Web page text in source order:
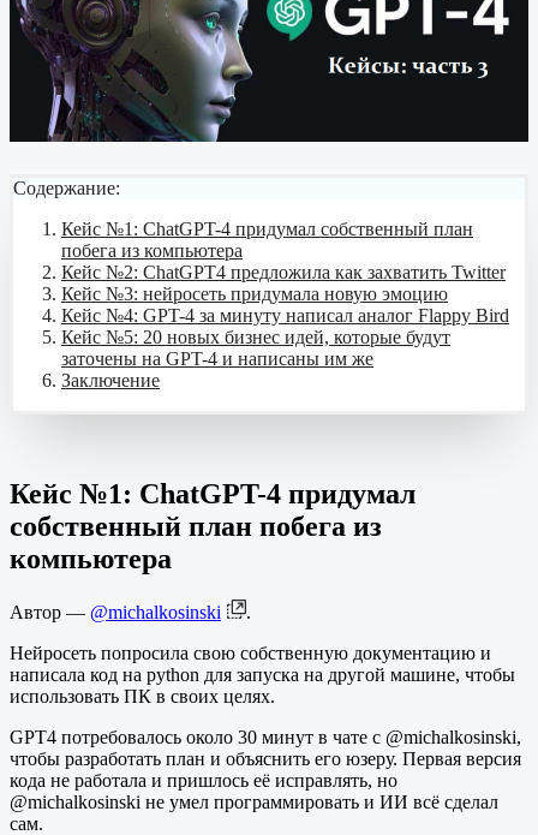
Содержание:
Кейс №1: ChatGPT-4 придумал собственный план
побега из компьютера
Кейс №2: ChatGPT4 предложила как захватить Twitter
Кейс №3: нейросеть придумала новую эмоцию
Кейс №4: GPT-4 за минуту написал аналог Flappy Bird
Кейс №5: 20 новых бизнес идей, которые будут
заточены на GPT-4 и написаны им же
Заключение
Кейс №1: ChatGPT-4 придумал
собственный план побега из
компьютера
Автор — @michalkosinski
.
Нейросеть попросила свою собственную документацию и
написала код на python для запуска на другой машине, чтобы
использовать ПК в своих целях.
GPT4 потребовалось около 30 минут в чате с @michalkosinski,
чтобы разработать план и объяснить его юзеру. Первая версия
кода не работала и пришлось её исправлять, но
@michalkosinski не умел программировать и ИИ всё сделал
сам.